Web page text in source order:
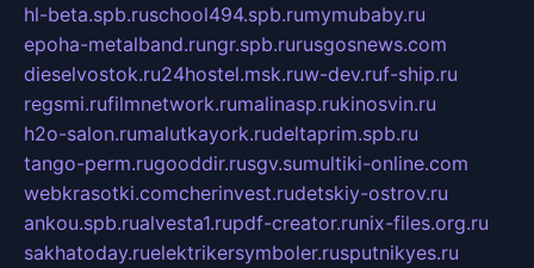
hl-beta.spb.ruschool494.spb.rumymubaby.ru
epoha-metalband.rungr.spb.rurusgosnews.com
dieselvostok.ru24hostel.msk.ruw-dev.ruf-ship.ru
regsmi.rufilmnetwork.rumalinasp.rukinosvin.ru
h2o-salon.rumalutkayork.rudeltaprim.spb.ru
tango-perm.rugooddir.rusgv.sumultiki-online.com
webkrasotki.comcherinvest.rudetskiy-ostrov.ru
ankou.spb.rualvesta1.rupdf-creator.runix-files.org.ru
sakhatoday.ruelektrikersymboler.rusputnikyes.ru